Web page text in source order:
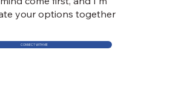
your options together
CONNECT WITH ME